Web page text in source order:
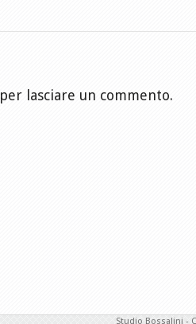
per lasciare un commento.
Studio Bossalini -